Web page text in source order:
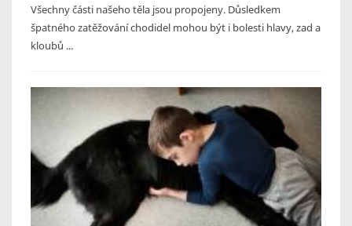
Všechny části našeho těla jsou propojeny. Důsledkem
špatného zatěžování chodidel mohou být i bolesti hlavy, zad a
kloubů ...